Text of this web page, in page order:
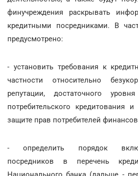
финучреждения раскрывать
кредитными посредниками. В
предусмотрено:
- установить требования к
частности относительно
репутации, достаточного
потребительского кредитования
защите прав потребителей
- определить порядок
посредников в перечень